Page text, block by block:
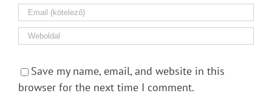
Save my name, email, and website in this
browser for the next time I comment.